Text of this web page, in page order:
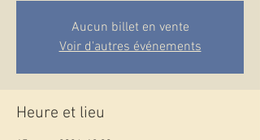
Aucun billet en vente
Voir d'autres événements
Heure et lieu